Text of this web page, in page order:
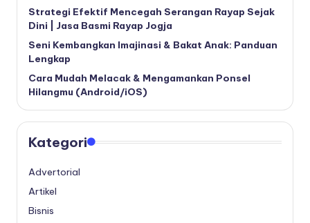
Strategi Efektif Mencegah Serangan Rayap Sejak
Dini | Jasa Basmi Rayap Jogja
Seni Kembangkan Imajinasi & Bakat Anak: Panduan
Lengkap
Cara Mudah Melacak & Mengamankan Ponsel
Hilangmu (Android/iOS)
Kategori
Advertorial
Artikel
Bisnis